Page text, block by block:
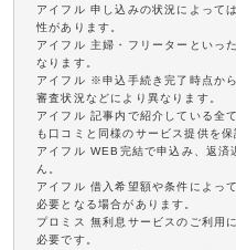
アイフル 申し込みの状況によって
性があります。
アイフル 主婦・フリーターといっ
なります。
アイフル ※申込手続き完了時点か
審査状況などにより異なります。
アイフル 記事内で紹介している全
も口コミと同様のサービス提供を
アイフル WEB完結で申込み、返済
ん。
アイフル 借入希望額や条件によっ
必要となる場合があります。
プロミス 無利息サービスのご利用
必要です。